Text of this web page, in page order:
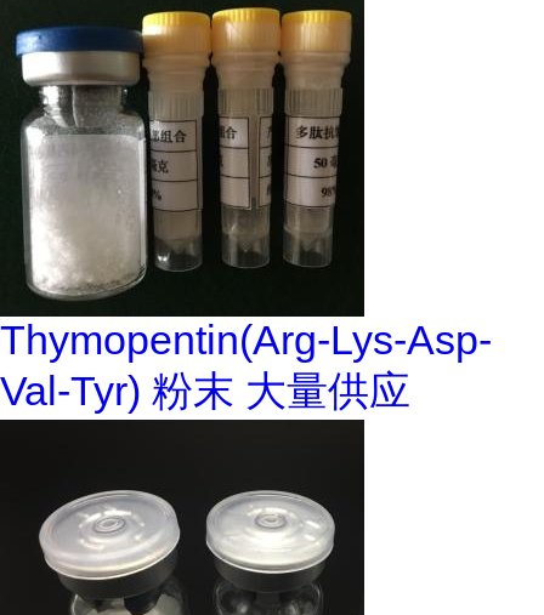
Thymopentin(Arg-Lys-Asp-
Val-Tyr) 粉末 大量供应